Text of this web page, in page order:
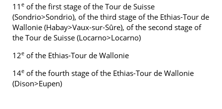
11 e of the first stage of the Tour de Suisse
(Sondrio>Sondrio), of the third stage of the Ethias-Tour de
Wallonie (Habay>Vaux-sur-Sûre), of the second stage of
the Tour de Suisse (Locarno>Locarno)
12e of the Ethias-Tour de Wallonie
14e of the fourth stage of the Ethias-Tour de Wallonie
(Dison>Eupen)